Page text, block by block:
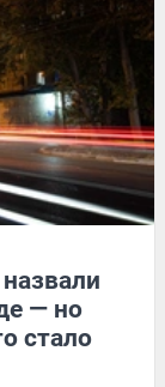
— но
стало